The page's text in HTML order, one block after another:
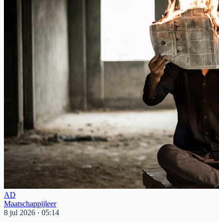
AD
Maatschappijleer
8 jul 2026 · 05:14